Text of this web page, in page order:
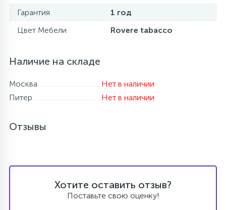
Гарантия
1 год
Цвет Мебели
Rovere tabacco
Наличие на складе
Москва
Нет в наличии
Питер
Нет в наличии
Отзывы
Хотите оставить отзыв?
Поставьте свою оценку!